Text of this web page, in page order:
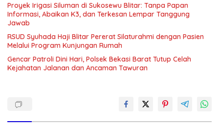
Proyek Irigasi Siluman di Sukosewu Blitar: Tanpa Papan
Informasi, Abaikan K3, dan Terkesan Lempar Tanggung
Jawab
RSUD Syuhada Haji Blitar Pererat Silaturahmi dengan Pasien
Melalui Program Kunjungan Rumah
Gencar Patroli Dini Hari, Polsek Bekasi Barat Tutup Celah
Kejahatan Jalanan dan Ancaman Tawuran